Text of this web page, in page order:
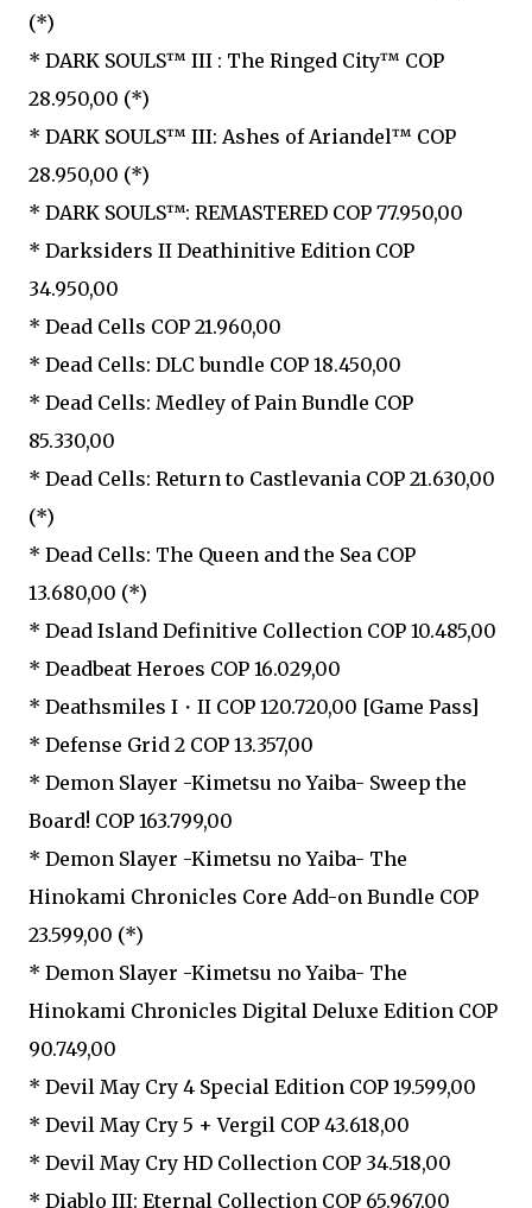
(*)
* DARK SOULS™ III : The Ringed City™ COP
28.950,00 (*)
* DARK SOULS™ III: Ashes of Ariandel™ COP
28.950,00 (*)
* DARK SOULS™: REMASTERED COP 77.950,00
* Darksiders II Deathinitive Edition COP
34.950,00
* Dead Cells COP 21.960,00
* Dead Cells: DLC bundle COP 18.450,00
* Dead Cells: Medley of Pain Bundle COP
85.330,00
* Dead Cells: Return to Castlevania COP 21.630,00
(*)
* Dead Cells: The Queen and the Sea COP
13.680,00 (*)
* Dead Island Definitive Collection COP 10.485,00
* Deadbeat Heroes COP 16.029,00
* Deathsmiles I・II COP 120.720,00 [Game Pass]
* Defense Grid 2 COP 13.357,00
* Demon Slayer -Kimetsu no Yaiba- Sweep the
Board! COP 163.799,00
* Demon Slayer -Kimetsu no Yaiba- The
Hinokami Chronicles Core Add-on Bundle COP
23.599,00 (*)
* Demon Slayer -Kimetsu no Yaiba- The
Hinokami Chronicles Digital Deluxe Edition COP
90.749,00
* Devil May Cry 4 Special Edition COP 19.599,00
* Devil May Cry 5 + Vergil COP 43.618,00
* Devil May Cry HD Collection COP 34.518,00
* Diablo III: Eternal Collection COP 65.967,00